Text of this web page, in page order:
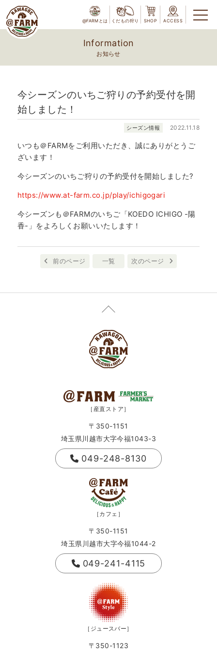
@FARMとは くだもの狩り SHOP ACCESS
Information
お知らせ
今シーズンのいちご狩りの予約受付を開
始しました！
シーズン情報 2022.11.18
いつも＠FARMをご利用いただき、誠にありがとうご
ざいます！
今シーズンのいちご狩りの予約受付を開始しました?
https://www.at-farm.co.jp/play/ichigogari
今シーズンも＠FARMのいちご「KOEDO ICHIGO -陽
香-」をよろしくお願いいたします！
前のページ 一覧 次のページ
［産直ストア］
〒350-1151
埼玉県川越市大字今福1043-3
049-248-8130
［カフェ］
〒350-1151
埼玉県川越市大字今福1044-2
049-241-4115
［ジュースバー］
〒350-1123